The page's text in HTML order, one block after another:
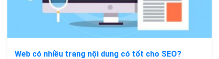
Web có nhiều trang nội dung có tốt cho SEO?